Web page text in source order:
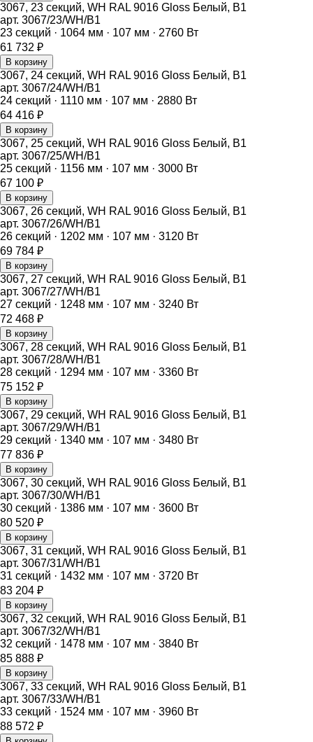
3067, 23 секций, WH RAL 9016 Gloss Белый, B1
арт. 3067/23/WH/B1
23 секций · 1064 мм · 107 мм · 2760 Вт
61 732 ₽
В корзину
3067, 24 секций, WH RAL 9016 Gloss Белый, B1
арт. 3067/24/WH/B1
24 секций · 1110 мм · 107 мм · 2880 Вт
64 416 ₽
В корзину
3067, 25 секций, WH RAL 9016 Gloss Белый, B1
арт. 3067/25/WH/B1
25 секций · 1156 мм · 107 мм · 3000 Вт
67 100 ₽
В корзину
3067, 26 секций, WH RAL 9016 Gloss Белый, B1
арт. 3067/26/WH/B1
26 секций · 1202 мм · 107 мм · 3120 Вт
69 784 ₽
В корзину
3067, 27 секций, WH RAL 9016 Gloss Белый, B1
арт. 3067/27/WH/B1
27 секций · 1248 мм · 107 мм · 3240 Вт
72 468 ₽
В корзину
3067, 28 секций, WH RAL 9016 Gloss Белый, B1
арт. 3067/28/WH/B1
28 секций · 1294 мм · 107 мм · 3360 Вт
75 152 ₽
В корзину
3067, 29 секций, WH RAL 9016 Gloss Белый, B1
арт. 3067/29/WH/B1
29 секций · 1340 мм · 107 мм · 3480 Вт
77 836 ₽
В корзину
3067, 30 секций, WH RAL 9016 Gloss Белый, B1
арт. 3067/30/WH/B1
30 секций · 1386 мм · 107 мм · 3600 Вт
80 520 ₽
В корзину
3067, 31 секций, WH RAL 9016 Gloss Белый, B1
арт. 3067/31/WH/B1
31 секций · 1432 мм · 107 мм · 3720 Вт
83 204 ₽
В корзину
3067, 32 секций, WH RAL 9016 Gloss Белый, B1
арт. 3067/32/WH/B1
32 секций · 1478 мм · 107 мм · 3840 Вт
85 888 ₽
В корзину
3067, 33 секций, WH RAL 9016 Gloss Белый, B1
арт. 3067/33/WH/B1
33 секций · 1524 мм · 107 мм · 3960 Вт
88 572 ₽